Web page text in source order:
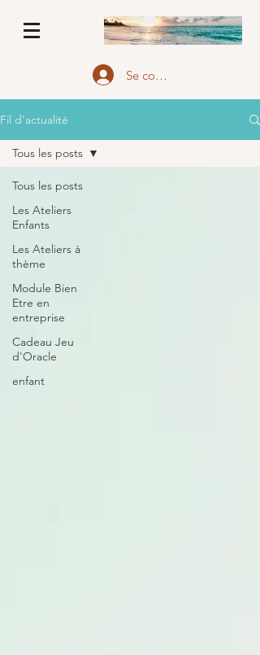
Se connecter
Fil d'actualité
Tous les posts
Les Ateliers
Enfants
Les Ateliers à
thème
Module Bien
Etre en
entreprise
Cadeau Jeu
d'Oracle
enfant
Tous les posts